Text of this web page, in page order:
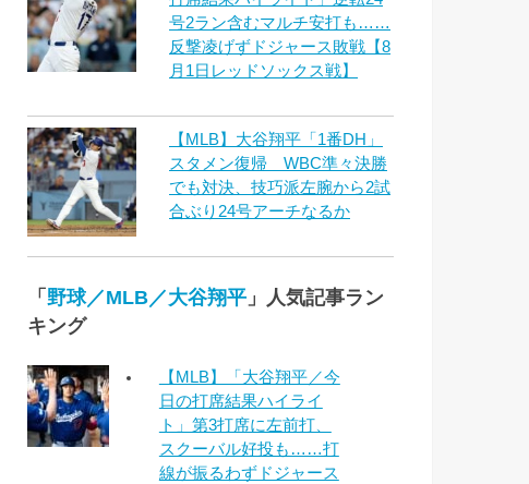
号2ラン含むマルチ安打も……
反撃凌げずドジャース敗戦【8
月1日レッドソックス戦】
【MLB】大谷翔平「1番DH」
スタメン復帰 WBC準々決勝
でも対決、技巧派左腕から2試
合ぶり24号アーチなるか
「 野球／MLB／大谷翔平 」人気記事ラン
キング
【MLB】「大谷翔平／今
日の打席結果ハイライ
ト」第3打席に左前打、
スクーバル好投も……打
線が振るわずドジャース